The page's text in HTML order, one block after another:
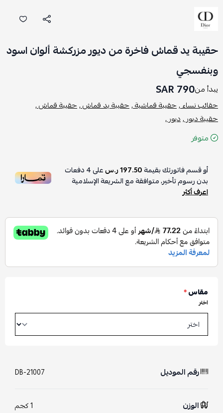
حقيبة يد قماش فاخرة من ديور مزركشة ألوان اسود
وبنفسجي
يبدأ من790 SAR
حقائب نساء ,حقيبة قماشية ,حقيبة يد قماش ,حقيبة قماش ,
حقيبة ديور ,ديور ,
متوفر
أو قسم فاتورتك بقيمة197.50 ر.س على4دفعات
بدون رسوم تأخير، متوافقة مع الشريعة الإسلامية
اعرف أكثر
مقاس*
اختر
رقم الموديل DB-21007
الوزن 1 كجم